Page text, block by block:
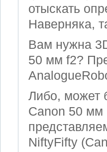
отыскать
Наверняка,
Вам нужна
50 мм f2?
Либо, может
Canon 50 мм
NiftyFifty